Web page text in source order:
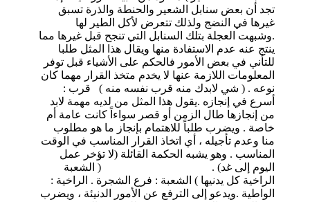
تجد أن بعض سنابل الشعير والحنطة والذرة تسبق
غيرها في النضج ولذلك تتعرض لأكل الطير لها
.وشبهت العجلة بتلك السنابل التي تنجح قبل غيرها مما
ينتج عنه عدم الاستفادة منها ويقال هذا المثل طلبا
للتأني في بعض الأمور فالحكم على الأشياء قبل توفر
المعلومات اللازمة عنها لا يخدم متخذ القرار مهما كان
نوعه . ( شي لابدك منه قرب نفسه منه ) قرب :
أسرع في إنجازه .يقول هذا المثل من لديه مهمة لابد
من إنجازها طال الزمن أو قصر سواءاً كانت عامة أم
خاصة . ويضرب طلباً للاهتمام بإنجاز ما هو مطلوب
منا وعدم تأجيله ، أي اتخاذ القرار المناسب في الوقت
المناسب . وهو يشبه الحكمة القائلة (لا تؤخر عمل
اليوم إلى غد) . ( الشعبة
الراخية كل يدنيها ) الشعبة : فرع الشجرة . الراخية :
الواطية .ويدعو إلى الترفع عن الأمور الدنيئة ، ويضرب